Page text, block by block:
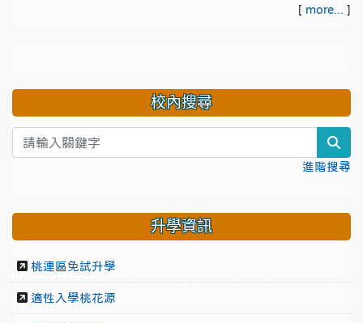
[ more... ]
校內搜尋
進階搜尋
升學資訊
桃連區免試升學
適性入學桃花源